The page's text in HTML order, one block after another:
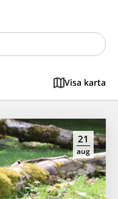
Visa karta
21
aug